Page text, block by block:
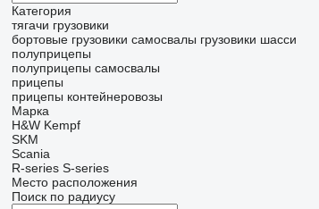
Категория
тягачи грузовики
бортовые грузовики самосвалы грузовики шасси
полуприцепы
полуприцепы самосвалы
прицепы
прицепы контейнеровозы
Марка
H&W Kempf
SKM
Scania
R-series S-series
Место расположения
Поиск по радиусу